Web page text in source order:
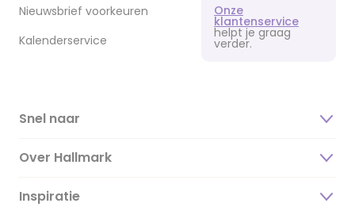
Nieuwsbrief voorkeuren
Kalenderservice
Onze
klantenservice
helpt je graag
verder.
Snel naar
Over Hallmark
Over ons
Inspiratie